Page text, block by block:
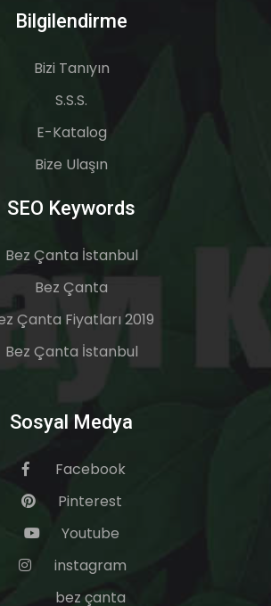
Bilgilendirme
Bizi Tanıyın
S.S.S.
E-Katalog
Bize Ulaşın
SEO Keywords
Bez Çanta İstanbul
Bez Çanta
Çanta Fiyatları 2019
Bez Çanta İstanbul
Sosyal Medya
Facebook
Pinterest
Youtube
instagram
bez çanta